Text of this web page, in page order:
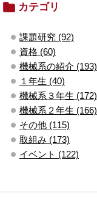
カテゴリ
課題研究 (92)
資格 (60)
機械系の紹介 (193)
１年生 (40)
機械系３年生 (172)
機械系２年生 (166)
その他 (115)
取組み (173)
イベント (122)